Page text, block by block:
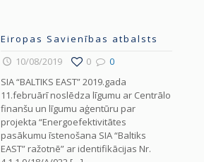
Eiropas Savienības atbalsts
10/08/2019
0
0
SIA “BALTIKS EAST” 2019.gada
11.februārī noslēdza līgumu ar Centrālo
finanšu un līgumu aģentūru par
projekta “Energoefektivitātes
pasākumu īstenošana SIA “Baltiks
EAST” ražotnē” ar identifikācijas Nr.